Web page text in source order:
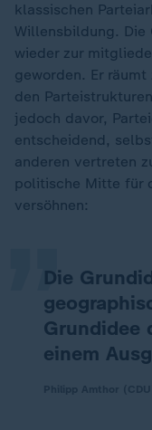
klassischen
Willensbildung. Die
wieder zur
geworden. Er
den
jedoch davor,
entscheidend,
anderen vertreten
politische Mitte für
versöhnen:
Die
Grundidee
einem
„